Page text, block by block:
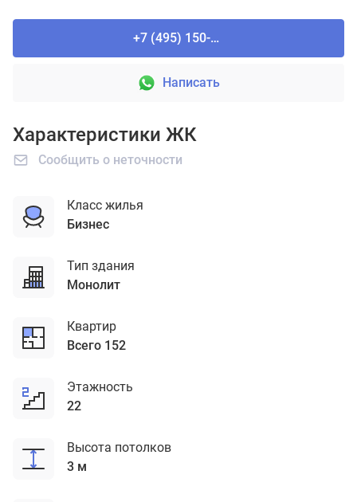
+7 (495) 150-90-61
Написать
Характеристики ЖК
Сообщить о неточности
Класс жилья
бизнес
Тип здания
монолит
Квартир
Всего 152
Этажность
22
Высота потолков
3 м